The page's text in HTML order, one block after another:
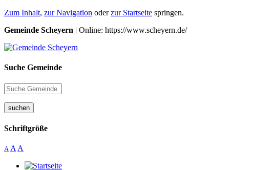
Zum Inhalt, zur Navigation oderzur Startseite springen.
Gemeinde Scheyern | Online: https://www.scheyern.de/
Suche Gemeinde
suchen
Schriftgröße
A A A